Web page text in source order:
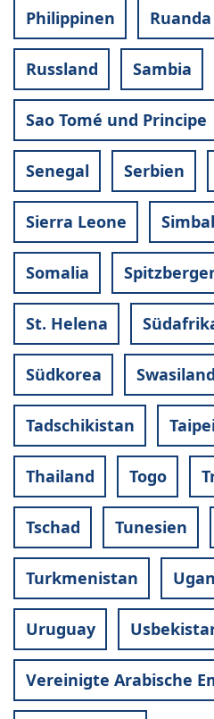
Philippinen Ruanda
Russland Sambia
Sao Tomé und Principe
Senegal Serbien
Sierra Leone
Somalia
St. Helena
Südkorea Swasiland
Tadschikistan
Thailand Togo
Tschad Tunesien
Turkmenistan
Uruguay
Vereinigte Arabische